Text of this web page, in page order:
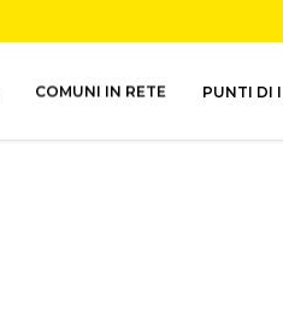
COMUNI IN RETE PUNTI DI